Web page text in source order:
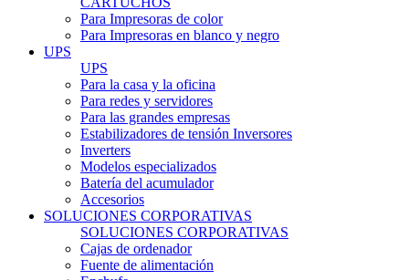
Para Impresoras de color
Para Impresoras en blanco y negro
UPS
UPS
Para la casa y la oficina
Para redes y servidores
Para las grandes empresas
Estabilizadores de tensión Inversores
Inverters
Modelos especializados
Batería del acumulador
Accesorios
SOLUCIONES CORPORATIVAS
SOLUCIONES CORPORATIVAS
Cajas de ordenador
Fuente de alimentación